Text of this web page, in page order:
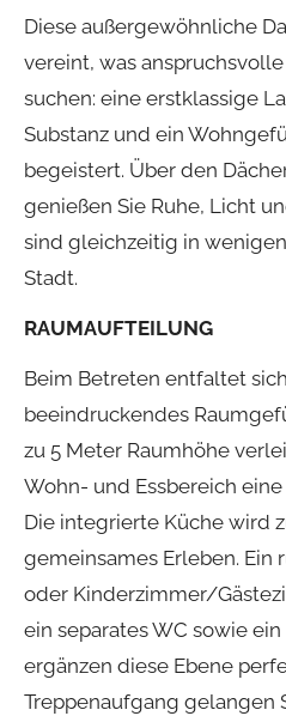
Diese außergewöhnliche
vereint, was
suchen: eine erstklassige
Substanz und ein
begeistert. Über den
genießen Sie Ruhe, Licht
sind gleichzeitig in
Stadt.
RAUMAUFTEILUNG
Beim Betreten entfaltet
beeindruckendes
zu 5 Meter Raumhöhe
Wohn- und Essbereich
Die integrierte Küche wird
gemeinsames Erleben. Ein
oder Kinderzimmer/
ein separates WC sowie
ergänzen diese Ebene
Treppenaufgang gelangen